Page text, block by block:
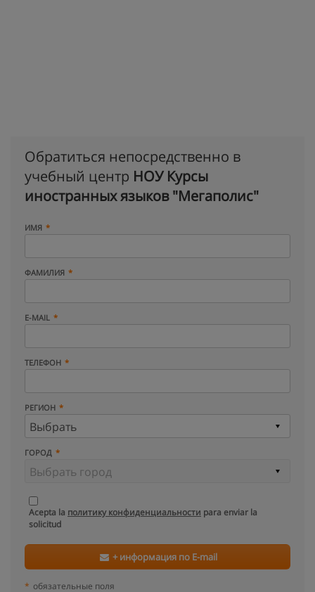
Обратиться непосредственно в
учебный центр НОУ Курсы
иностранных языков "Мегаполис"
ИМЯ
ФАМИЛИЯ
E-MAIL
ТЕЛЕФОН
РЕГИОН
ГОРОД
Acepta la политику конфиденциальности para enviar la
solicitud
+ информация по E-mail
* обязательные поля